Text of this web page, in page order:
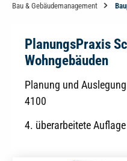
Bau & Gebäudemanagement
PlanungsPraxis
Wohngebäuden
Planung und
4100
4. überarbeitete Auflage